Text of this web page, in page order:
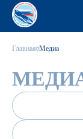
Главная Медиа